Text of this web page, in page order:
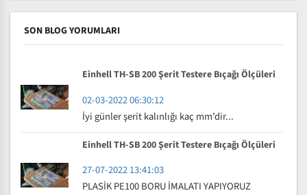
SON BLOG YORUMLARI
Einhell TH-SB 200 Şerit Testere Bıçağı Ölçüleri
02-03-2022 06:30:12
İyi günler şerit kalınlığı kaç mm’dir...
Einhell TH-SB 200 Şerit Testere Bıçağı Ölçüleri
27-07-2022 13:41:03
PLASİK PE100 BORU İMALATI YAPIYORUZ